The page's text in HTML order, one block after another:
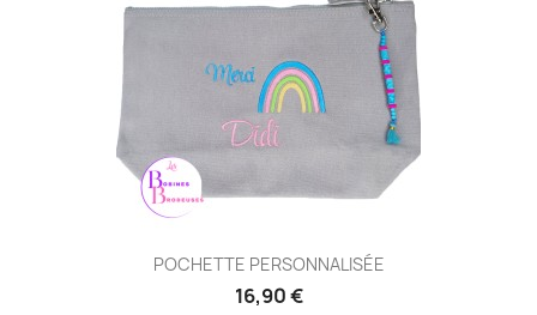
POCHETTE PERSONNALISÉE
16,90 €